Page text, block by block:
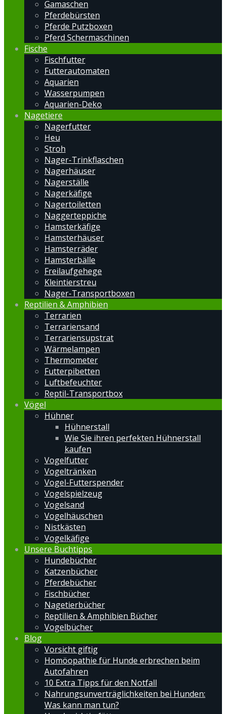
Gamaschen
Pferdebürsten
Pferde Putzboxen
Pferd Schermaschinen
Fische
Fischfutter
Futterautomaten
Aquarien
Wasserpumpen
Aquarien-Deko
Nagetiere
Nagerfutter
Heu
Stroh
Nager-Trinkflaschen
Nagerhäuser
Nagerställe
Nagerkäfige
Nagertoiletten
Naggerteppiche
Hamsterkäfige
Hamsterhäuser
Hamsterräder
Hamsterbälle
Freilaufgehege
Kleintierstreu
Nager-Transportboxen
Reptilien & Amphibien
Terrarien
Terrariensand
Terrariensupstrat
Wärmelampen
Thermometer
Futterpibetten
Luftbefeuchter
Reptil-Transportbox
Vögel
Hühner
Hühnerstall
Wie Sie ihren perfekten Hühnerstall
kaufen
Vogelfutter
Vogeltränken
Vogel-Futterspender
Vogelspielzeug
Vogelsand
Vogelhäuschen
Nistkästen
Vogelkäfige
Unsere Buchtipps
Hundebücher
Katzenbücher
Pferdebücher
Fischbücher
Nagetierbücher
Reptilien & Amphibien Bücher
Vogelbücher
Blog
Vorsicht giftig
Homöopathie für Hunde erbrechen beim
Autofahren
10 Extra Tipps für den Notfall
Nahrungsunverträglichkeiten bei Hunden:
Was kann man tun?